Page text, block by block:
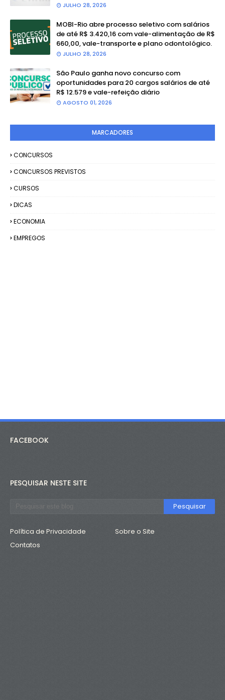
JULHO 28, 2026
MOBI-Rio abre processo seletivo com salários
de até R$ 3.420,16 com vale-alimentação de R$
660,00, vale-transporte e plano odontológico.
JULHO 28, 2026
São Paulo ganha novo concurso com
oportunidades para 20 cargos salários de até
R$ 12.579 e vale-refeição diário
AGOSTO 01, 2026
MARCADORES
CONCURSOS
CONCURSOS PREVISTOS
CURSOS
DICAS
ECONOMIA
EMPREGOS
FACEBOOK
PESQUISAR NESTE SITE
Política de Privacidade
Sobre o Site
Contatos